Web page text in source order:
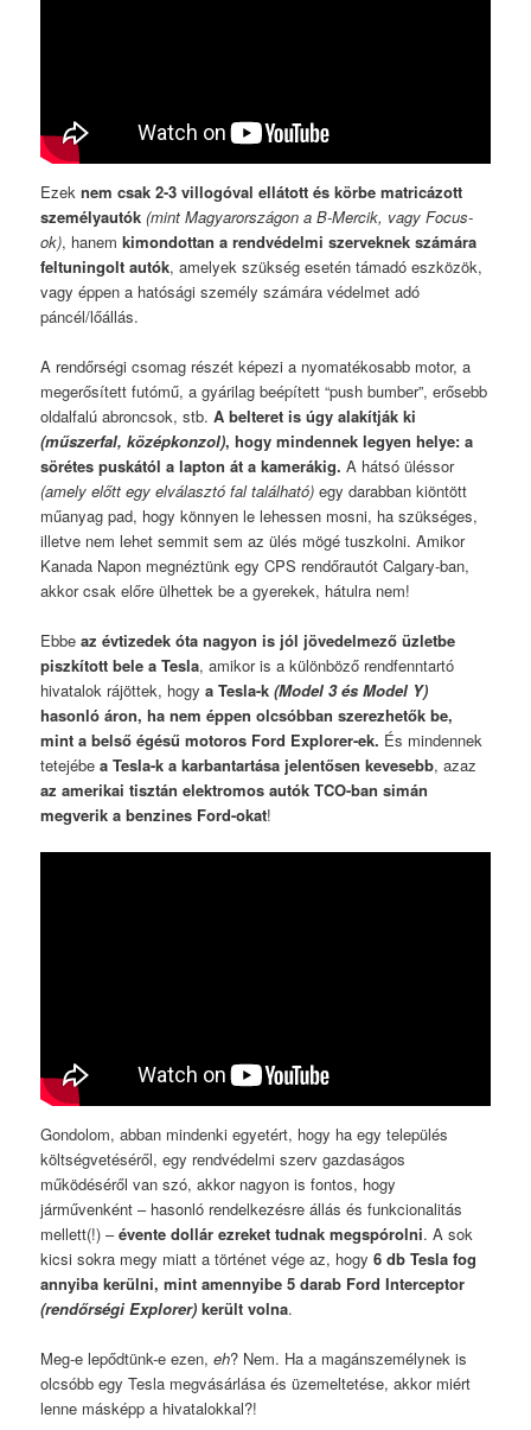
Ezeknem csak 2-3 villogóval ellátott és körbe matricázott
személyautók (mint Magyarországon a B-Mercik, vagy Focus-
ok), hanemkimondottan a rendvédelmi szerveknek számára
feltuningolt autók, amelyek szükség esetén támadó eszközök,
vagy éppen a hatósági személy számára védelmet adó
páncél/lőállás.
A rendőrségi csomag részét képezi a nyomatékosabb motor, a
megerősített futómű, a gyárilag beépített “push bumber”, erősebb
oldalfalú abroncsok, stb.A belteret is úgy alakítják ki
(műszerfal, középkonzol), hogy mindennek legyen helye: a
sörétes puskától a lapton át a kamerákig. A hátsó üléssor
(amely előtt egy elválasztó fal található) egy darabban kiöntött
műanyag pad, hogy könnyen le lehessen mosni, ha szükséges,
illetve nem lehet semmit sem az ülés mögé tuszkolni. Amikor
Kanada Napon megnéztünk egy CPS rendőrautót Calgary-ban,
akkor csak előre ülhettek be a gyerekek, hátulra nem!
Ebbeaz évtizedek óta nagyon is jól jövedelmező üzletbe
piszkított bele a Tesla, amikor is a különböző rendfenntartó
hivatalok rájöttek, hogya Tesla-k(Model 3 és Model Y)
hasonló áron, ha nem éppen olcsóbban szerezhetők be,
mint a belső égésű motoros Ford Explorer-ek. És mindennek
tetejébea Tesla-k a karbantartása jelentősen kevesebb, azaz
az amerikai tisztán elektromos autók TCO-ban simán
megverik a benzines Ford-okat!
Gondolom, abban mindenki egyetért, hogy ha egy település
költségvetéséről, egy rendvédelmi szerv gazdaságos
működéséről van szó, akkor nagyon is fontos, hogy
járművenként – hasonló rendelkezésre állás és funkcionalitás
mellett(!) –évente dollár ezreket tudnak megspórolni. A sok
kicsi sokra megy miatt a történet vége az, hogy6 db Tesla fog
annyiba kerülni, mint amennyibe 5 darab Ford Interceptor
(rendőrségi Explorer) került volna.
Meg-e lepődtünk-e ezen,eh? Nem. Ha a magánszemélynek is
olcsóbb egy Tesla megvásárlása és üzemeltetése, akkor miért
lenne másképp a hivatalokkal?!